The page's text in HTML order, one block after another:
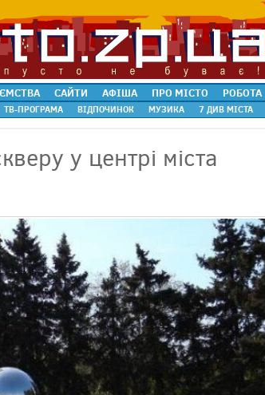
САЙТИ АФІША ПРО МІСТО РОБОТА
ТВ-ПРОГРАМА ВІДПОЧИНОК МУЗИКА 7 ДИВ МІСТА
у центрі міста